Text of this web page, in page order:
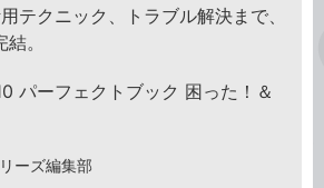
テクニック、トラブル解決まで、
。
パーフェクトブック 困った！＆
ーズ編集部